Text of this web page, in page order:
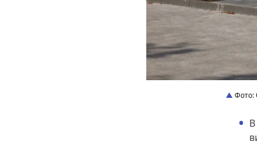
Фото: